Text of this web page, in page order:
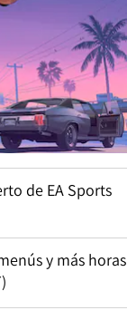
de EA Sports
y más horas